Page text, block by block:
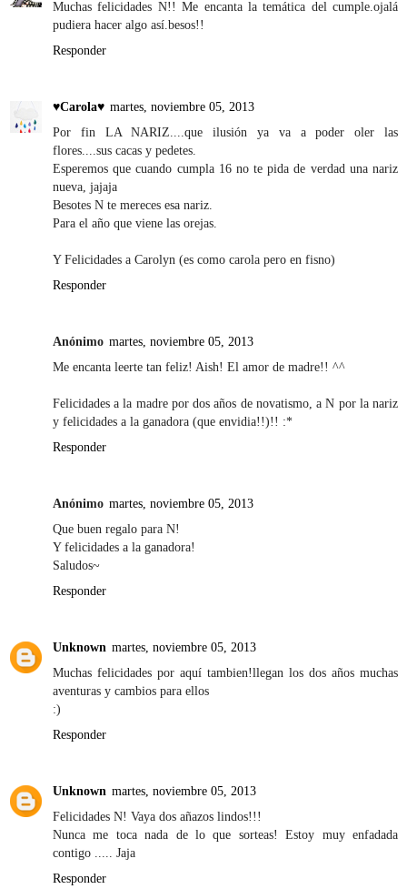
Muchas felicidades N!! Me encanta la temática del cumple.ojalá
pudiera hacer algo así.besos!!
Responder
♥Carola♥ martes, noviembre 05, 2013
Por fin LA NARIZ....que ilusión ya va a poder oler las
flores....sus cacas y pedetes.
Esperemos que cuando cumpla 16 no te pida de verdad una nariz
nueva, jajaja
Besotes N te mereces esa nariz.
Para el año que viene las orejas.
Y Felicidades a Carolyn (es como carola pero en fisno)
Responder
Anónimo martes, noviembre 05, 2013
Me encanta leerte tan feliz! Aish! El amor de madre!! ^^
Felicidades a la madre por dos años de novatismo, a N por la nariz
y felicidades a la ganadora (que envidia!!)!! :*
Responder
Anónimo martes, noviembre 05, 2013
Que buen regalo para N!
Y felicidades a la ganadora!
Saludos~
Responder
Unknown martes, noviembre 05, 2013
Muchas felicidades por aquí tambien!llegan los dos años muchas
aventuras y cambios para ellos
:)
Responder
Unknown martes, noviembre 05, 2013
Felicidades N! Vaya dos añazos lindos!!!
Nunca me toca nada de lo que sorteas! Estoy muy enfadada
contigo ..... Jaja
Responder